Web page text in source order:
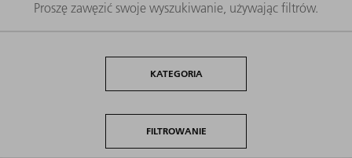
Proszę zawęzić swoje wyszukiwanie, używając filtrów.
KATEGORIA
FILTROWANIE